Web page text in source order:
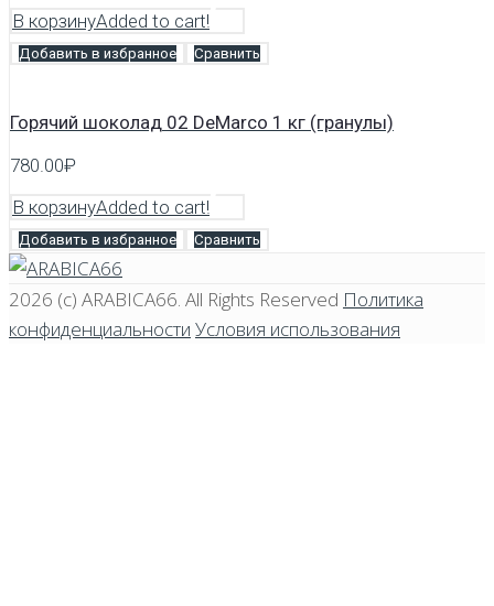
В корзинуAdded to cart!
Добавить в избранное Сравнить
Горячий шоколад 02 DeMarco 1 кг (гранулы)
780.00₽
В корзинуAdded to cart!
Добавить в избранное Сравнить
2026 (c) ARABICA66 . All Rights Reserved Политика
конфиденциальности Условия использования